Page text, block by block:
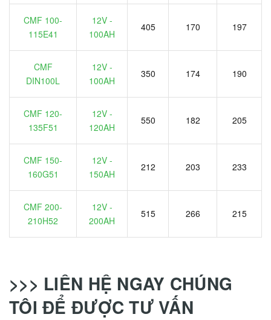
CMF 100-
115E41
12V -
100AH
405 170 197
CMF
DIN100L
12V -
100AH
350 174 190
CMF 120-
135F51
12V -
120AH
550 182 205
CMF 150-
160G51
12V -
150AH
212 203 233
CMF 200-
210H52
12V -
200AH
515 266 215
>>> LIÊN HỆ NGAY CHÚNG
TÔI ĐỂ ĐƯỢC TƯ VẤN